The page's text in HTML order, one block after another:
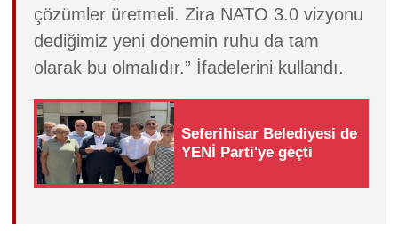
çözümler üretmeli. Zira NATO 3.0 vizyonu
dediğimiz yeni dönemin ruhu da tam
olarak bu olmalıdır.” İfadelerini kullandı.
Seferihisar Belediyesi de
YENİ Parti'ye geçti